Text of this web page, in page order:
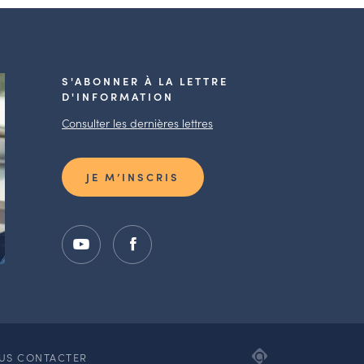
S'ABONNER À LA LETTRE
D'INFORMATION
Consulter les dernières lettres
JE M’INSCRIS
CONTACTER